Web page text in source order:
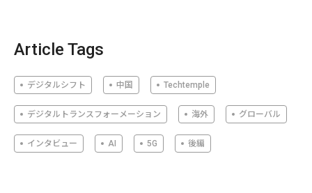
Article Tags
デジタルシフト 中国 Techtemple
デジタルトランスフォーメーション 海外 グローバル
インタビュー AI 5G 後編